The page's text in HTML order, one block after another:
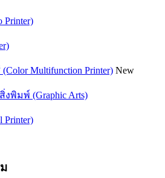
Multifunction Printer) New
พิมพ์ (Graphic Arts)